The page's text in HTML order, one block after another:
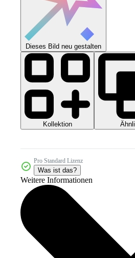
Dieses Bild neu gestalten
Kollektion
Pro Standard Lizenz
Was ist das?
Weitere Informationen